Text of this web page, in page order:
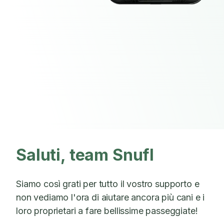
Saluti, team Snufl
Siamo così grati per tutto il vostro supporto e
non vediamo l'ora di aiutare ancora più cani e i
loro proprietari a fare bellissime passeggiate!